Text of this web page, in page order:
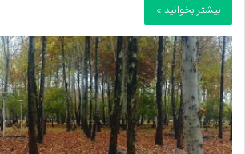
بیشتر بخوانید »